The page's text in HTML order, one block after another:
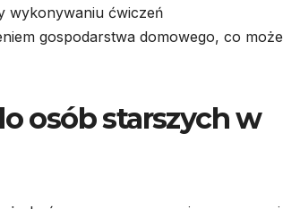
wykonywaniu ćwiczeń
gospodarstwa domowego, co może
osób starszych w